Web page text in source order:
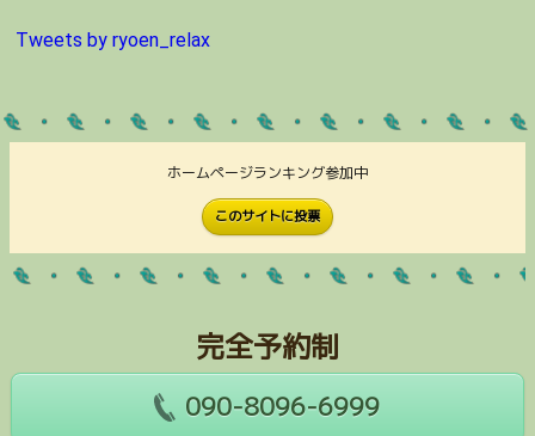
Tweets by ryoen_relax
ホームページランキング参加中
このサイトに投票
完全予約制
090-8096-6999